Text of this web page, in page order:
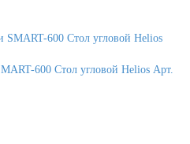
600 Стол угловой Helios Арт.